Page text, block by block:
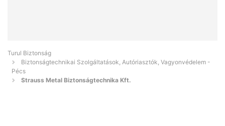
Turul Biztonság
Biztonságtechnikai Szolgáltatások, Autóriasztók, Vagyonvédelem -
Pécs
Strauss Metal Biztonságtechnika Kft.